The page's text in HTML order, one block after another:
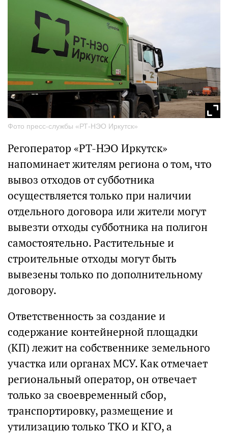
Фото пресс-службы «РТ-НЭО Иркутск»
Регоператор «РТ-НЭО Иркутск»
напоминает жителям региона о том, что
вывоз отходов от субботника
осуществляется только при наличии
отдельного договора или жители могут
вывезти отходы субботника на полигон
самостоятельно. Растительные и
строительные отходы могут быть
вывезены только по дополнительному
договору.
Ответственность за создание и
содержание контейнерной площадки
(КП) лежит на собственнике земельного
участка или органах МСУ. Как отмечает
региональный оператор, он отвечает
только за своевременный сбор,
транспортировку, размещение и
утилизацию только ТКО и КГО, а